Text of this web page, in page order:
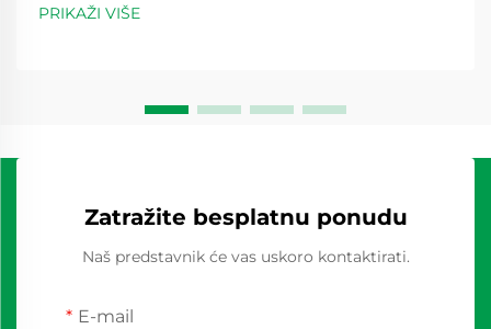
PRIKAŽI VIŠE
Zatražite besplatnu ponudu
Naš predstavnik će vas uskoro kontaktirati.
E-mail